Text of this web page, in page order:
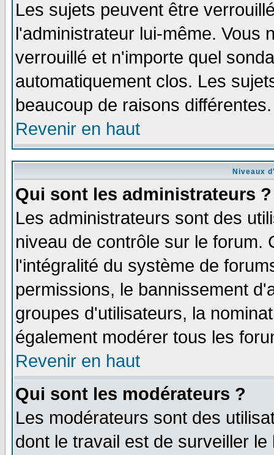
Les sujets peuvent être
l'administrateur lui-même. Vous
verrouillé et n'importe quel
automatiquement clos. Les
beaucoup de raisons différentes.
Revenir en haut
Niveaux
Qui sont les administrateurs ?
Les administrateurs sont des
niveau de contrôle sur le forum.
l'intégralité du système de
permissions, le bannissement
groupes d'utilisateurs, la
également modérer tous les
Revenir en haut
Qui sont les modérateurs ?
Les modérateurs sont des
dont le travail est de surveiller